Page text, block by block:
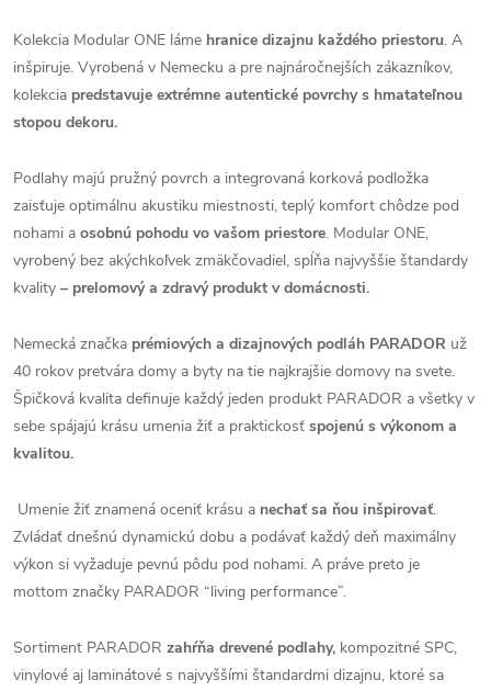
Kolekcia Modular ONE láme hranice dizajnu každého priestoru. A
inšpiruje. Vyrobená v Nemecku a pre najnáročnejších zákazníkov,
kolekcia predstavuje extrémne autentické povrchy s hmatateľnou
stopou dekoru.
Podlahy majú pružný povrch a integrovaná korková podložka
zaisťuje optimálnu akustiku miestnosti, teplý komfort chôdze pod
nohami a osobnú pohodu vo vašom priestore. Modular ONE,
vyrobený bez akýchkoľvek zmäkčovadiel, spĺňa najvyššie štandardy
kvality – prelomový a zdravý produkt v domácnosti.
Nemecká značka prémiových a dizajnových podláh PARADOR už
40 rokov pretvára domy a byty na tie najkrajšie domovy na svete.
Špičková kvalita definuje každý jeden produkt PARADOR a všetky v
sebe spájajú krásu umenia žiť a praktickosť spojenú s výkonom a
kvalitou.
Umenie žiť znamená oceniť krásu a nechať sa ňou inšpirovať.
Zvládať dnešnú dynamickú dobu a podávať každý deň maximálny
výkon si vyžaduje pevnú pôdu pod nohami. A práve preto je
mottom značky PARADOR “living performance”.
Sortiment PARADOR zahŕňa drevené podlahy, kompozitné SPC,
vinylové aj laminátové s najvyššími štandardmi dizajnu, ktoré sa